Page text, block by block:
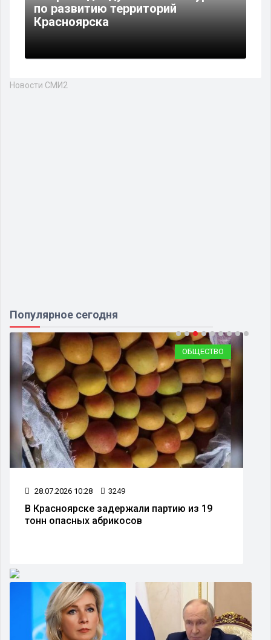
по развитию территорий
Красноярска
Новости СМИ2
Популярное сегодня
ОБЩЕСТВО
30.07.2026 10:29 3081
В Красноярске в начале августа
ожидается жара и дожди